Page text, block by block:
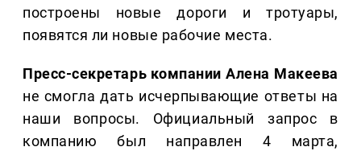
построены новые дороги и тротуары,
появятся ли новые рабочие места.
Пресс-секретарь компании Алена Макеева
не смогла дать исчерпывающие ответы на
наши вопросы. Официальный запрос в
компанию был направлен 4 марта,